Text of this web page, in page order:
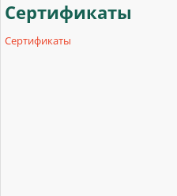
Сертификаты
Сертификаты